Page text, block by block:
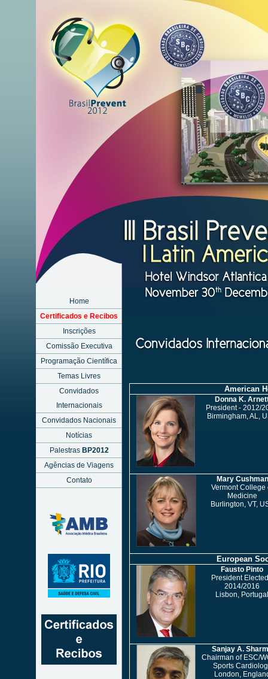
Home
Certificados e Recibos
Inscrições
Comissão Executiva
Programação Científica
Temas Livres
Convidados
Internacionais
Convidados Nacionais
Notícias
Palestras BP2012
Agências de Viagens
Contato
American
Donna K.
President - 2012/
Birmingham, AL,
Mary Cushman
Vermont College
Medicine
Burlington, VT,
European
Fausto Pinto
President
2014/2016
Lisbon, Portugal
Sanjay A.
Chairman of ESC/
Sports
London,